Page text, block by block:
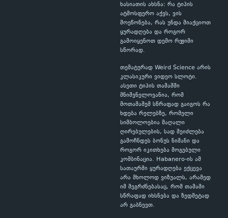
ხასიათის ახსნა: რა ტიპის
ატმოსფერო აქვს, ვის
მოეწონება, რას უნდა მიაქციოთ
ყურადღება და როგორ
გამოიყენოთ დემო რეჟიმი
სწორად.
თემატურად Weird Science არის
კლასიკური ვიდეო სლოტი.
ასეთი ტიპის თამაშში
მნიშვნელოვანია, რომ
მოთამაშემ სწრაფად გაიგოს რა
ხდება რელებზე, რომელი
სიმბოლოებია მაღალი
ღირებულების, სად შეიძლება
გამოჩნდეს ბონუს ნიშანი და
როგორ იკითხება მოგებული
კომბინაცია. Habanero-ის ამ
სათაურში ყურადღება ექცევა
არა მხოლოდ ვიზუალს, არამედ
იმ შეგრძნებასაც, რომ თამაში
სწრაფად იხსნება და ზედმეტად
არ გაბნევთ.